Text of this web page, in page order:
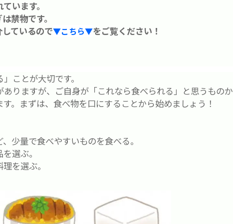
います。
禁物です。
ているので▼こちら▼をご覧ください！
ことが大切です。
りますが、ご自身が「これなら食べられる」と思うものか
。まずは、食べ物を口にすることから始めましょう！
少量で食べやすいものを食べる。
選ぶ。
を選ぶ。